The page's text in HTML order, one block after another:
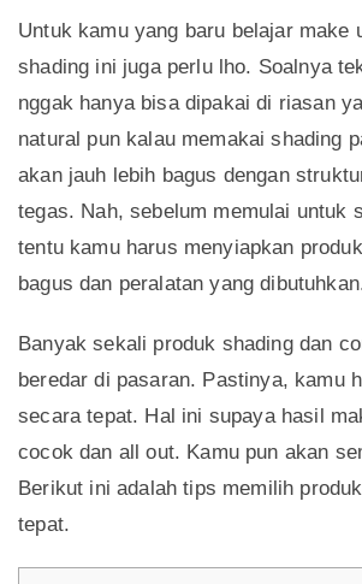
Untuk kamu yang baru belajar make
shading ini juga perlu lho. Soalnya
nggak hanya bisa dipakai di riasan
natural pun kalau memakai shading
akan jauh lebih bagus dengan
tegas. Nah, sebelum memulai untuk
tentu kamu harus menyiapkan
bagus dan peralatan yang
Banyak sekali produk shading dan
beredar di pasaran. Pastinya, kamu
secara tepat. Hal ini supaya hasil
cocok dan all out. Kamu pun akan
Berikut ini adalah tips memilih
tepat.